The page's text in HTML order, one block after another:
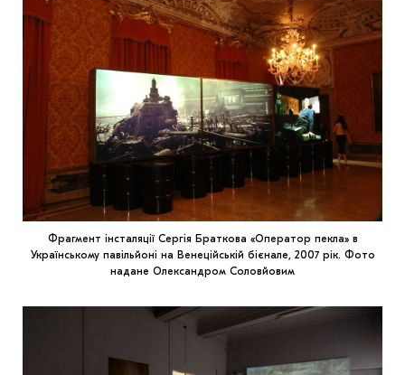
Фрагмент інсталяції Сергія Браткова «Оператор пекла» в
Українському павільйоні на Венеційській бієнале, 2007 рік. Фото
надане Олександром Соловйовим